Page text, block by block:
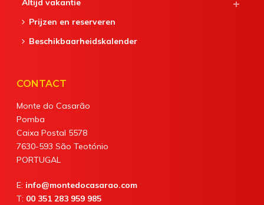
Altijd vakantie
Prijzen en reserveren
Beschikbaarheidskalender
CONTACT
Monte do Casarão
Pomba
Caixa Postal 5578
7630-593 São Teotónio
PORTUGAL
E: info@montedocasarao.com
T: 00 351 283 959 985